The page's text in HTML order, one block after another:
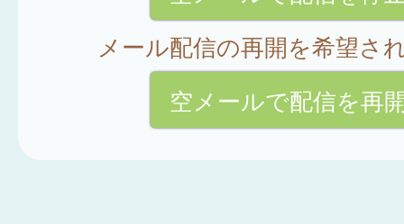
メール配信の再開を希望さ
空メールで配信を再